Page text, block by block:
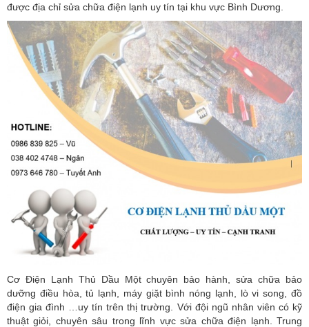
được địa chỉ sửa chữa điện lạnh uy tín tại khu vực Bình Dương.
Cơ Điện Lạnh Thủ Dầu Một chuyên bảo hành, sửa chữa bảo
dưỡng điều hòa, tủ lạnh, máy giặt bình nóng lạnh, lò vi song, đồ
điện gia đình …uy tín trên thị trường. Với đội ngũ nhân viên có kỹ
thuật giỏi, chuyên sâu trong lĩnh vực sửa chữa điện lạnh. Trung